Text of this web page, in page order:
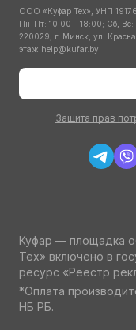
ООО «Куфар Тех», УНП
Пн-Пт: 10:00 – 18:00; Сб, Вс:
220029, г. Минск, ул.
этаж help@kufar.by
Защита прав
Куфар — площадка
Тех» включено в
ресурс «Реестр
*Оплата
НБ РБ.